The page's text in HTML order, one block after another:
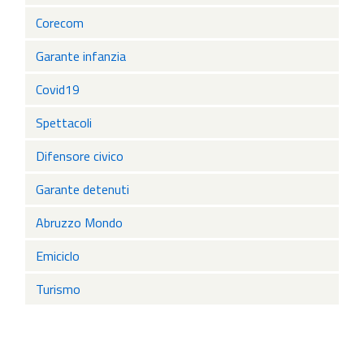
Corecom
Garante infanzia
Covid19
Spettacoli
Difensore civico
Garante detenuti
Abruzzo Mondo
Emiciclo
Turismo